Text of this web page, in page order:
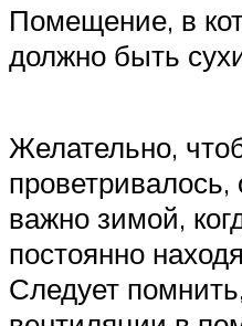
Помещение, в
должно быть
Желательно,
проветривалось,
важно зимой,
постоянно
Следует